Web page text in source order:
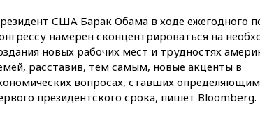
США Барак Обама в ходе ежегодного
намерен сконцентрироваться на
новых рабочих мест и трудностях
расставив, тем самым, новые акценты в
вопросах, ставших
президентского срока, пишет Bloomberg.